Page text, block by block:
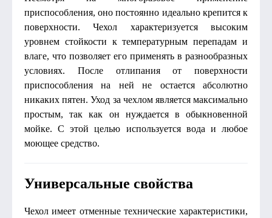
приспособления, оно постоянно идеально крепится к
поверхности. Чехол характеризуется высоким
уровнем стойкости к температурным перепадам и
влаге, что позволяет его применять в разнообразных
условиях. После отлипания от поверхности
приспособления на ней не остается абсолютно
никаких пятен. Уход за чехлом является максимально
простым, так как он нуждается в обыкновенной
мойке. С этой целью используется вода и любое
моющее средство.
Универсальные свойства
Чехол имеет отменные технические характеристики,